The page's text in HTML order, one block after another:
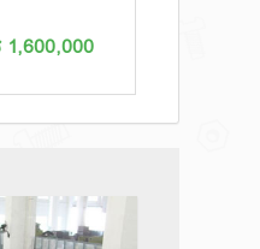
1,600,000